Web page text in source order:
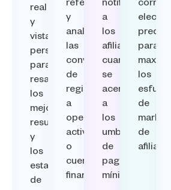
real
y
vistas
personalizables
para
resaltar
los
mejores
resultados
y
los
estados
de
referidos
y
analice
las
conversiones
de
registros
a
operadores
activos
o
cuentas
financiadas.
notifique
a
los
afiliados
cuando
se
acerquen
a
los
umbrales
de
pago
mínimos.
correo
para
los
de
de